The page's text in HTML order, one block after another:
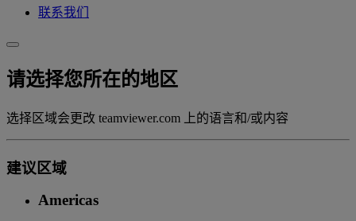
联系我们
请选择您所在的地区
选择区域会更改 teamviewer.com 上的语言和/或内容
建议区域
Americas